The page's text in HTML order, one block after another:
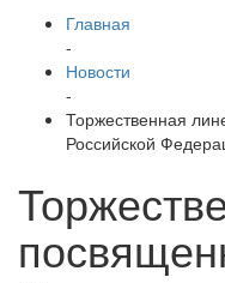
Главная
-
Новости
-
Торжественная
Российской